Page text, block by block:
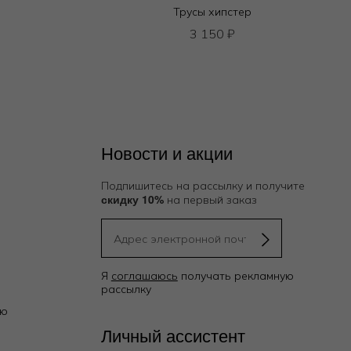
Трусы хипстер
3 150 ₽
Новости и акции
Подпишитесь на рассылку и получите
скидку 10%на первый заказ
Я соглашаюсь получать рекламную
рассылку
Личный ассистент